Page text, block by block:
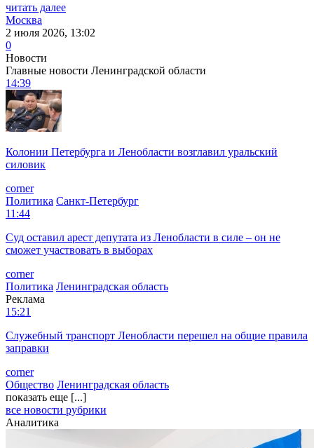
читать далее
Москва
2 июля 2026, 13:02
0
Новости
Главные новости Ленинградской области
14:39
Колонии Петербурга и Ленобласти возглавил уральский
силовик
corner
Политика Санкт-Петербург
11:44
Суд оставил арест депутата из Ленобласти в силе – он не
сможет участвовать в выборах
corner
Политика Ленинградская область
Реклама
15:21
Служебный транспорт Ленобласти перешел на общие правила
заправки
corner
Общество Ленинградская область
показать еще [...]
все новости рубрики
Аналитика